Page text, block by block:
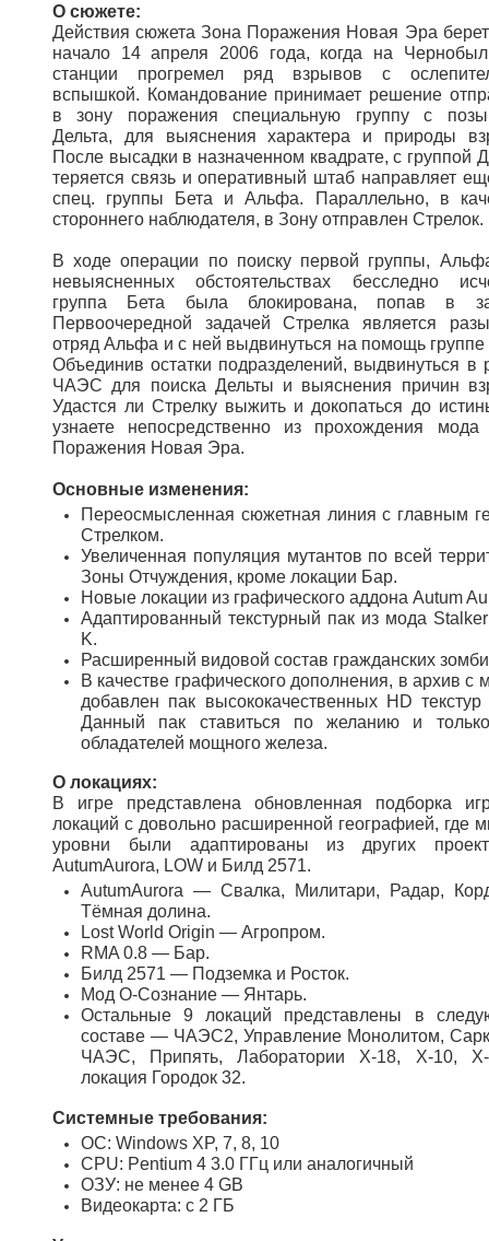
О сюжете:
Действия сюжета Зона Поражения Новая Эра
начало 14 апреля 2006 года, когда на
станции прогремел ряд взрывов с
вспышкой. Командование принимает решение
в зону поражения специальную группу с
Дельта, для выяснения характера и природы
После высадки в назначенном квадрате, с группой
теряется связь и оперативный штаб направляет
спец. группы Бета и Альфа. Параллельно, в
стороннего наблюдателя, в Зону отправлен Стрелок.
В ходе операции по поиску первой группы,
невыясненных обстоятельствах бесследно
группа Бета была блокирована, попав в
Первоочередной задачей Стрелка является
отряд Альфа и с ней выдвинуться на помощь группе
Объединив остатки подразделений, выдвинуться в
ЧАЭС для поиска Дельты и выяснения причин
Удастся ли Стрелку выжить и докопаться до
узнаете непосредственно из прохождения мода
Поражения Новая Эра.
Основные изменения:
Переосмысленная сюжетная линия с главным
Стрелком.
Увеличенная популяция мутантов по всей
Зоны Отчуждения, кроме локации Бар.
Новые локации из графического аддона Autum
Адаптированный текстурный пак из мода
K.
Расширенный видовой состав гражданских
В качестве графического дополнения, в архив с
добавлен пак высококачественных HD
Данный пак ставиться по желанию и
обладателей мощного железа.
О локациях:
В игре представлена обновленная подборка
локаций с довольно расширенной географией, где
уровни были адаптированы из других
AutumAurora, LOW и Билд 2571.
AutumAurora — Свалка, Милитари, Радар,
Тёмная долина.
Lost World Origin — Агропром.
RMA 0.8 — Бар.
Билд 2571 — Подземка и Росток.
Мод О-Сознание — Янтарь.
Остальные 9 локаций представлены в
составе — ЧАЭС2, Управление Монолитом,
ЧАЭС, Припять, Лаборатории Х-18, Х-10,
локация Городок 32.
Системные требования:
ОС: Windows XP, 7, 8, 10
CPU: Pentium 4 3.0 ГГц или аналогичный
ОЗУ: не менее 4 GB
Видеокарта: с 2 ГБ